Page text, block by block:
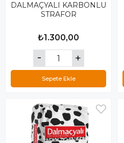
DALMAÇYALI KARBONLU
STRAFOR
₺1.300,00
Sepete Ekle